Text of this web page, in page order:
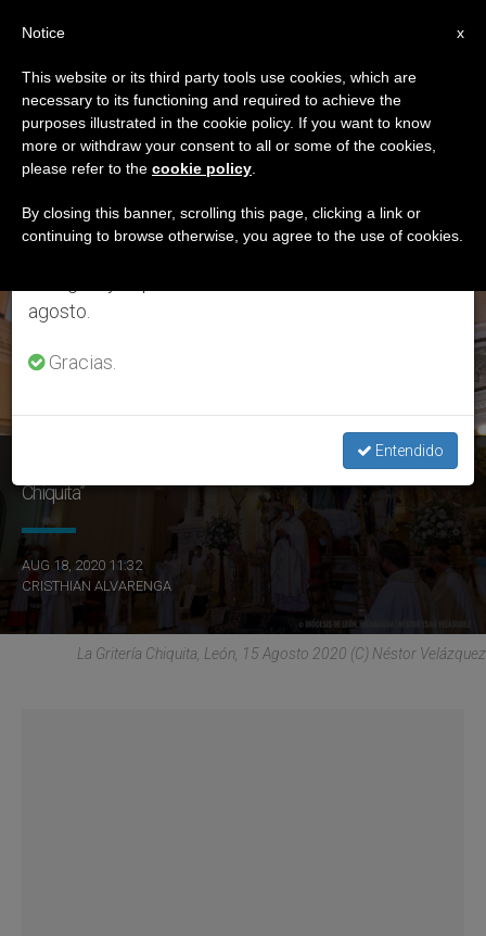
ETIQUETA
Posts Tagged ‘La
Gritería Chiquita’
ÚLTIMAS NOTICIAS
Nicaragua: La diócesis de León resiste en “La Gritería
Chiquita”
AUG 18, 2020 11:32
CRISTHIAN ALVARENGA
La Gritería Chiquita, León, 15 Agosto 2020 (C) Néstor Velázquez
×
Aviso importante
Del 27 de julio al 7 de agosto haremos la pausa
anual, aprovechando que en el periodo de verano
se generan menos informaciones y también el
agosto.
Gracias.
Entendido
x
Notice
This website or its third party tools use cookies, which are
necessary to its functioning and required to achieve the
purposes illustrated in the cookie policy. If you want to know
more or withdraw your consent to all or some of the cookies,
please refer to the cookie policy
By closing this banner, scrolling this page, clicking a link or
continuing to browse otherwise, you agree to the use of cookies.